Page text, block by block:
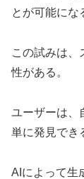
とが可能にな
この試みは、
性がある。
ユーザーは、
単に発見でき
AIによって生